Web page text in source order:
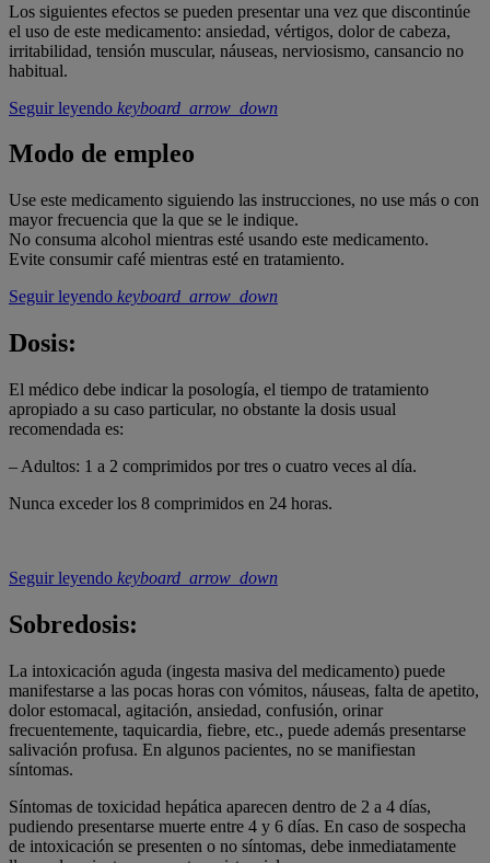
Los siguientes efectos se pueden presentar una vez que discontinúe
el uso de este medicamento: ansiedad, vértigos, dolor de cabeza,
irritabilidad, tensión muscular, náuseas, nerviosismo, cansancio no
habitual.
Seguir leyendo keyboard_arrow_down
Modo de empleo
Use este medicamento siguiendo las instrucciones, no use más o con
mayor frecuencia que la que se le indique.
No consuma alcohol mientras esté usando este medicamento.
Evite consumir café mientras esté en tratamiento.
Seguir leyendo keyboard_arrow_down
Dosis:
El médico debe indicar la posología, el tiempo de tratamiento
apropiado a su caso particular, no obstante la dosis usual
recomendada es:
– Adultos: 1 a 2 comprimidos por tres o cuatro veces al día.
Nunca exceder los 8 comprimidos en 24 horas.
Seguir leyendo keyboard_arrow_down
Sobredosis:
La intoxicación aguda (ingesta masiva del medicamento) puede
manifestarse a las pocas horas con vómitos, náuseas, falta de apetito,
dolor estomacal, agitación, ansiedad, confusión, orinar
frecuentemente, taquicardia, fiebre, etc., puede además presentarse
salivación profusa. En algunos pacientes, no se manifiestan
síntomas.
Síntomas de toxicidad hepática aparecen dentro de 2 a 4 días,
pudiendo presentarse muerte entre 4 y 6 días. En caso de sospecha
de intoxicación se presenten o no síntomas, debe inmediatamente